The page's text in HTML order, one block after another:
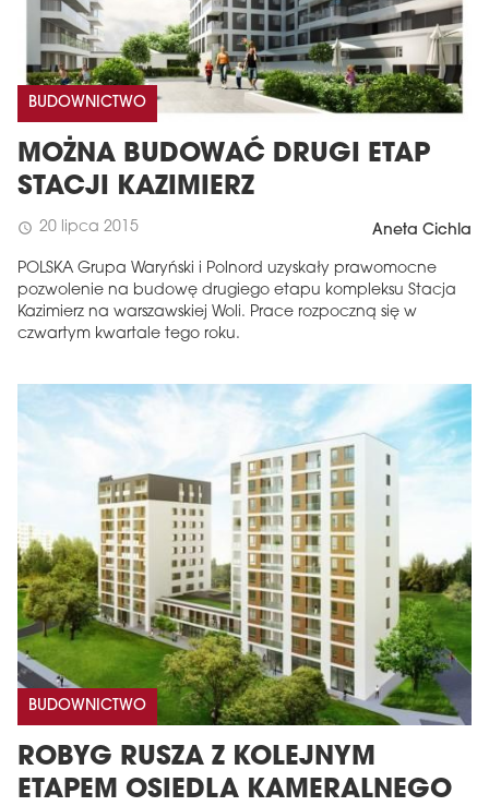
BUDOWNICTWO
MOŻNA BUDOWAĆ DRUGI ETAP
STACJI KAZIMIERZ
schedule 20 lipca 2015 Aneta Cichla
POLSKA Grupa Waryński i Polnord uzyskały prawomocne
pozwolenie na budowę drugiego etapu kompleksu Stacja
Kazimierz na warszawskiej Woli. Prace rozpoczną się w
czwartym kwartale tego roku.
BUDOWNICTWO
ROBYG RUSZA Z KOLEJNYM
ETAPEM OSIEDLA KAMERALNEGO